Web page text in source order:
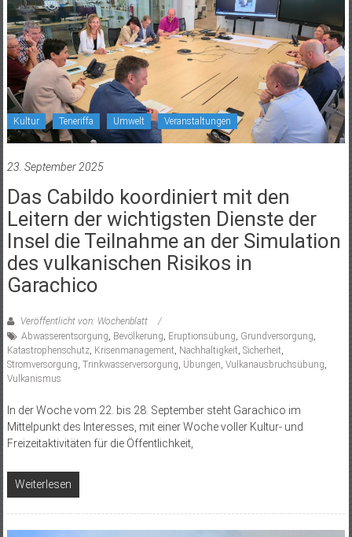
Kultur Teneriffa Umwelt Veranstaltungen
23. September 2025
Das Cabildo koordiniert mit den
Leitern der wichtigsten Dienste der
Insel die Teilnahme an der Simulation
des vulkanischen Risikos in
Garachico
Veröffentlicht von: Wochenblatt
Abwasserentsorgung, Bevölkerung, Eruptionsübung, Grundversorgung,
Katastrophenschutz, Krisenmanagement, Nachhaltigkeit, Sicherheit,
Stromversorgung, Trinkwasserversorgung, Übungen, Vulkanausbruchsübung,
Vulkanismus
In der Woche vom 22. bis 28. September steht Garachico im
Mittelpunkt des Interesses, mit einer Woche voller Kultur- und
Freizeitaktivitäten für die Öffentlichkeit,
Weiterlesen